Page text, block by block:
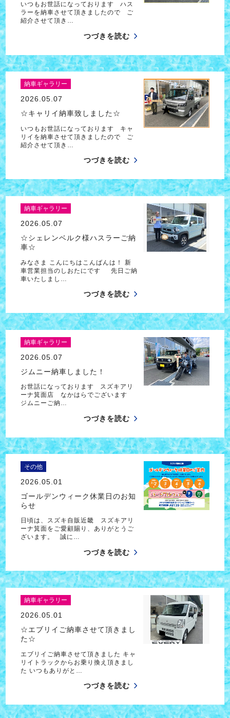
いつもお世話になっております ハス
ラーを納車させて頂きましたので ご
紹介させて頂き…
つづきを読む
納車ギャラリー
2026.05.07
☆キャリイ納車致しました☆
いつもお世話になっております キャ
リイを納車させて頂きましたので ご
紹介させて頂き…
つづきを読む
納車ギャラリー
2026.05.07
☆シェレンベルク様ハスラーご納
車☆
みなさま こんにちはこんばんは！ 新
車営業担当のしおたにです 先日ご納
車いたしまし…
つづきを読む
納車ギャラリー
2026.05.07
ジムニー納車しました！
お世話になっております スズキアリ
ーナ箕面店 なかはらでございます
ジムニーご納…
つづきを読む
その他
2026.05.01
ゴールデンウィーク休業日のお知
らせ
日頃は、スズキ自販近畿 スズキアリ
ーナ箕面をご愛顧賜り、ありがとうご
ざいます。 誠に…
つづきを読む
納車ギャラリー
2026.05.01
☆エブリイご納車させて頂きまし
た☆
エブリイご納車させて頂きました キャ
リイトラックからお乗り換え頂きまし
た いつもありがと…
つづきを読む